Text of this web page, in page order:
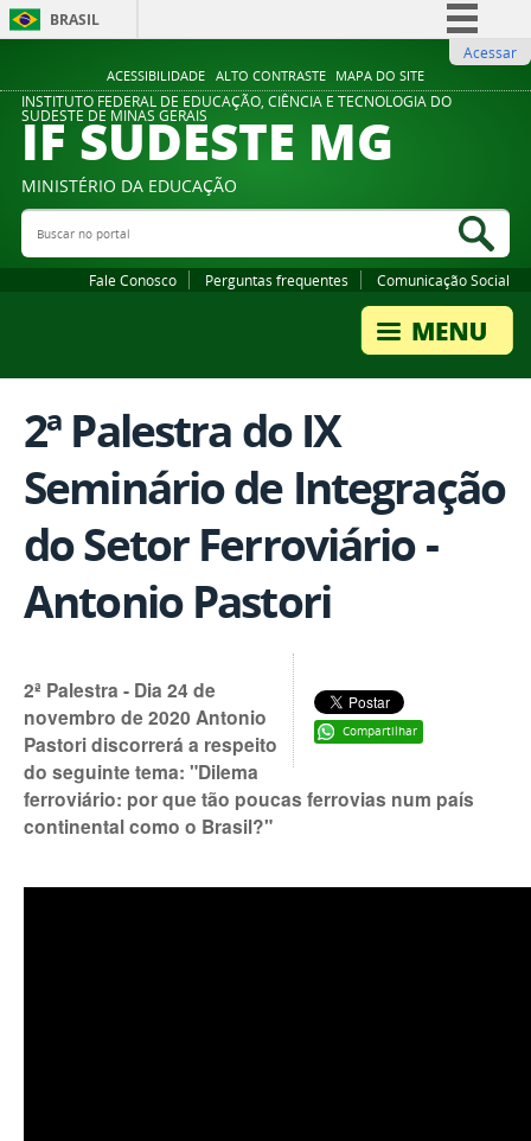
ACESSIBILIDADE ALTO CONTRASTE MAPA DO SITE
BRASIL
Comunica BR
Participe
Legislação
Acessar
INSTITUTO FEDERAL DE EDUCAÇÃO, CIÊNCIA E TECNOLOGIA DO
SUDESTE DE MINAS GERAIS
IF SUDESTE MG
MINISTÉRIO DA EDUCAÇÃO
Buscar no portal
Fale Conosco Perguntas frequentes Comunicação Social
2ª Palestra do IX
Seminário de Integração
do Setor Ferroviário -
Antonio Pastori
Compartilhar
2ª Palestra - Dia 24 de
novembro de 2020 Antonio
Pastori discorrerá a respeito
do seguinte tema: "Dilema
ferroviário: por que tão poucas ferrovias num país
continental como o Brasil?"